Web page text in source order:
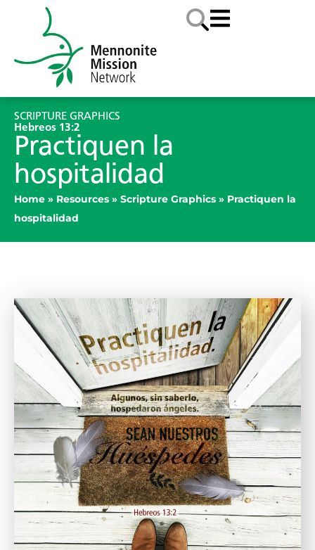
SCRIPTURE GRAPHICS
Hebreos 13:2
Practiquen la
hospitalidad
Home » Resources » Scripture Graphics » Practiquen la
hospitalidad